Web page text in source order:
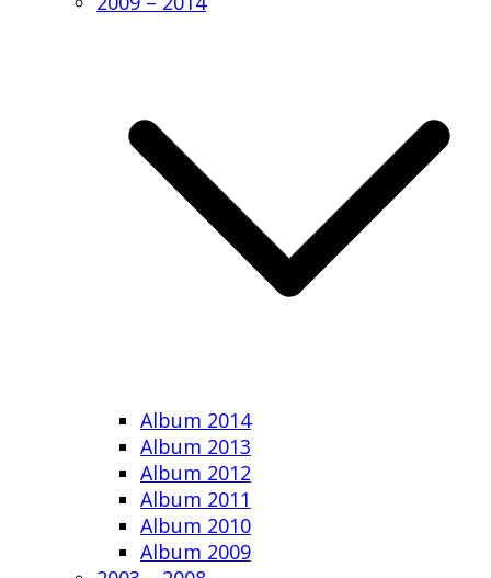
Album 2014
Album 2013
Album 2012
Album 2011
Album 2010
Album 2009